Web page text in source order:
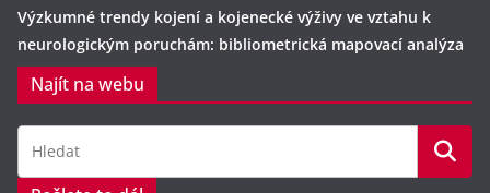
Výzkumné trendy kojení a kojenecké výživy ve vztahu k
neurologickým poruchám: bibliometrická mapovací analýza
Najít na webu